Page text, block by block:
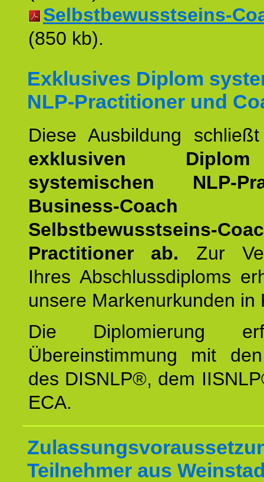
Selbstbewusstseins-
(850 kb).
Exklusives Diplom
NLP-Practitioner und
Diese Ausbildung
exklusiven
systemischen NLP-
Business-Coach
Selbstbewusstseins-
Practitioner ab. Zur
Ihres Abschlussdiploms
unsere Markenurkunden in
Die Diplomierung
Übereinstimmung mit
des DISNLP®, dem
ECA.
Teilnehmer aus